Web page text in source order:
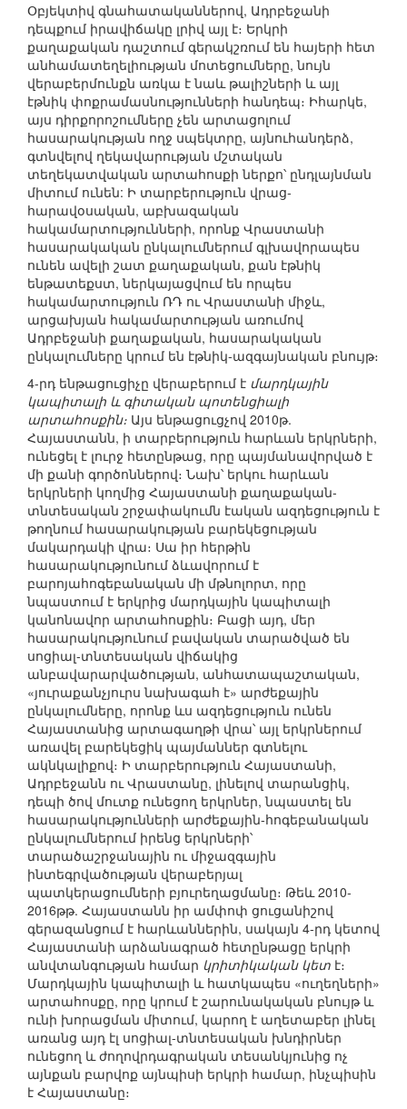
Օբյեկտիվ գնահատականներով, Ադրբեջանի
դեպքում իրավիճակը լրիվ այլ է։ Երկրի
քաղաքական դաշտում գերակշռում են հայերի հետ
անհամատեղելիության մոտեցումները, նույն
վերաբերմունքն առկա է նաև թալիշների և այլ
էթնիկ փոքրամասնությունների հանդեպ։ Իհարկե,
այս դիրքորոշումները չեն արտացոլում
հասարակության ողջ սպեկտրը, այնուհանդերձ,
գտնվելով ղեկավարության մշտական
տեղեկատվական արտահոսքի ներքո՝ ընդլայնման
միտում ունեն: Ի տարբերություն վրաց-
հարավօսական, աբխազական
հակամարտությունների, որոնք Վրաստանի
հասարակական ընկալումներում գլխավորապես
ունեն ավելի շատ քաղաքական, քան էթնիկ
ենթատեքստ, ներկայացվում են որպես
հակամարտություն ՌԴ ու Վրաստանի միջև,
արցախյան հակամարտության առումով
Ադրբեջանի քաղաքական, հասարակական
ընկալումները կրում են էթնիկ-ազգայնական բնույթ։
4-րդ ենթացուցիչը վերաբերում է մարդկային
կապիտալի և գիտական պոտենցիալի
արտահոսքին։ Այս ենթացուցչով 2010թ.
Հայաստանն, ի տարբերություն հարևան երկրների,
ունեցել է լուրջ հետընթաց, որը պայմանավորված է
մի քանի գործոններով։ Նախ՝ երկու հարևան
երկրների կողմից Հայաստանի քաղաքական-
տնտեսական շրջափակումն էական ազդեցություն է
թողնում հասարակության բարեկեցության
մակարդակի վրա։ Սա իր հերթին
հասարակությունում ձևավորում է
բարոյահոգեբանական մի մթնոլորտ, որը
նպաստում է երկրից մարդկային կապիտալի
կանոնավոր արտահոսքին։ Բացի այդ, մեր
հասարակությունում բավական տարածված են
սոցիալ-տնտեսական վիճակից
անբավարարվածության, անհատապաշտական,
«յուրաքանչյուրս նախագահ է» արժեքային
ընկալումները, որոնք ևս ազդեցություն ունեն
Հայաստանից արտագաղթի վրա՝ այլ երկրներում
առավել բարեկեցիկ պայմաններ գտնելու
ակնկալիքով։ Ի տարբերություն Հայաստանի,
Ադրբեջանն ու Վրաստանը, լինելով տարանցիկ,
դեպի ծով մուտք ունեցող երկրներ, նպաստել են
հասարակությունների արժեքային-հոգեբանական
ընկալումներում իրենց երկրների՝
տարածաշրջանային ու միջազգային
ինտեգրվածության վերաբերյալ
պատկերացումների բյուրեղացմանը։ Թեև 2010-
2016թթ. Հայաստանն իր ամփոփ ցուցանիշով
գերազանցում է հարևաններին, սակայն 4-րդ կետով
Հայաստանի արձանագրած հետընթացը երկրի
անվտանգության համար կրիտիկական կետ է։
Մարդկային կապիտալի և հատկապես «ուղեղների»
արտահոսքը, որը կրում է շարունակական բնույթ և
ունի խորացման միտում, կարող է աղետաբեր լինել
առանց այդ էլ սոցիալ-տնտեսական խնդիրներ
ունեցող և ժողովրդագրական տեսանկյունից ոչ
այնքան բարվոք այնպիսի երկրի համար, ինչպիսին
է Հայաստանը։